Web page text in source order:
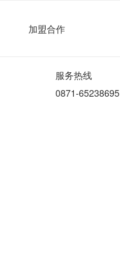
加盟合作
服务热线
0871-65238695